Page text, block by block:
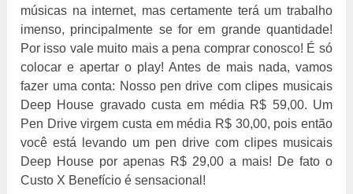
músicas na internet, mas certamente terá um trabalho
imenso, principalmente se for em grande quantidade!
Por isso vale muito mais a pena comprar conosco! É só
colocar e apertar o play! Antes de mais nada, vamos
fazer uma conta: Nosso pen drive com clipes musicais
Deep House gravado custa em média R$ 59,00. Um
Pen Drive virgem custa em média R$ 30,00, pois então
você está levando um pen drive com clipes musicais
Deep House por apenas R$ 29,00 a mais! De fato o
Custo X Benefício é sensacional!